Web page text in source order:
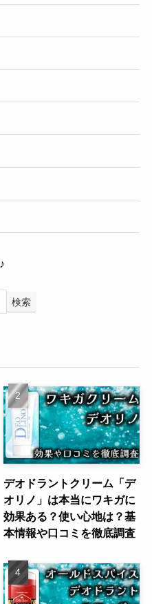
検索
デオドラントクリーム「デ
オリノ」は本当にワキガに
効果ある？使い心地は？基
本情報や口コミを徹底調査